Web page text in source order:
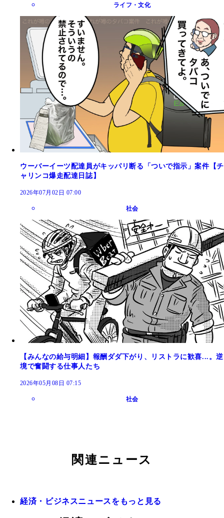
ライフ・文化
ウーバーイーツ配達員がキッパリ断る「ついで指示」案件【チ
ャリンコ爆走配達日誌】
2026年07月02日 07:00
社会
【みんなの給与明細】報酬ダダ下がり、リストラに歓喜...。逆
境で奮闘する仕事人たち
2026年05月08日 07:15
社会
関連ニュース
経済・ビジネスニュースをもっと見る